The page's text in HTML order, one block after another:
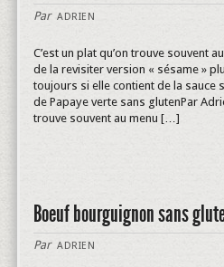
Par ADRIEN
C’est un plat qu’on trouve souvent
de la revisiter version « sésame »
toujours si elle contient de la sauce
de Papaye verte sans glutenPar
trouve souvent au menu […]
Boeuf bourguignon sans
Par ADRIEN